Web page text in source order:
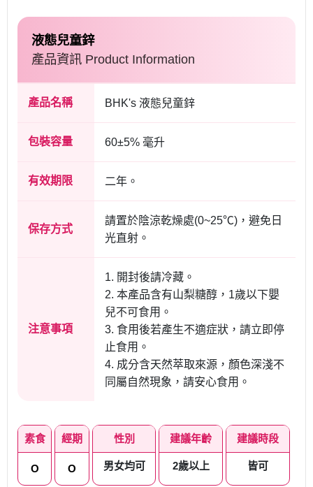
液態兒童鋅
產品資訊 Product Information
產品名稱 BHK's 液態兒童鋅
包裝容量 60±5% 毫升
有效期限 二年。
保存方式
請置於陰涼乾燥處(0~25℃)，避免日
光直射。
注意事項
1. 開封後請冷藏。
2. 本產品含有山梨糖醇，1歲以下嬰
兒不可食用。
3. 食用後若產生不適症狀，請立即停
止食用。
4. 成分含天然萃取來源，顏色深淺不
同屬自然現象，請安心食用。
素食
O
經期
O
性別
男女均可
建議年齡
2歲以上
建議時段
皆可